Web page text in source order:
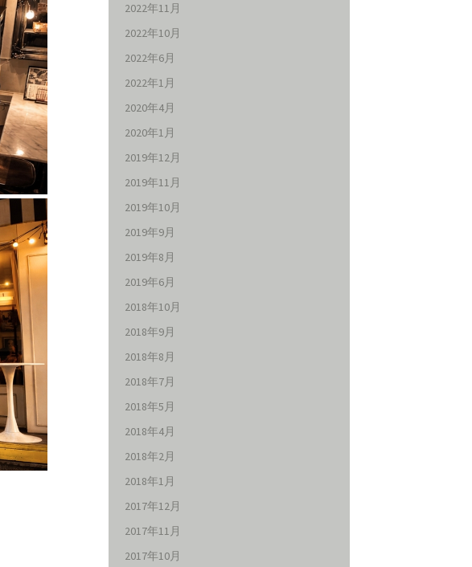
2022年11月
2022年10月
2022年6月
2022年1月
2020年4月
2020年1月
2019年12月
2019年11月
2019年10月
2019年9月
2019年8月
2019年6月
2018年10月
2018年9月
2018年8月
2018年7月
2018年5月
2018年4月
2018年2月
2018年1月
2017年12月
2017年11月
2017年10月